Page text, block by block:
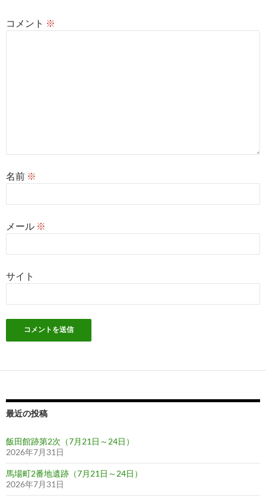
コメント ※
名前 ※
メール ※
サイト
最近の投稿
飯田館跡第2次（7月21日～24日）
2026年7月31日
馬場町2番地遺跡（7月21日～24日）
2026年7月31日